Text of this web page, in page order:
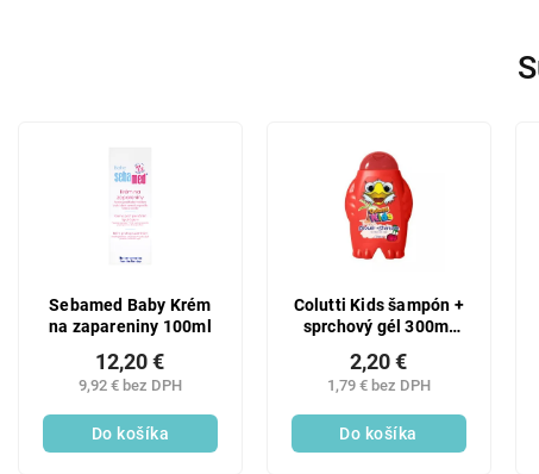
Sebamed Baby Krém
na zapareniny 100ml
9,92 € bez DPH
12,20 €
Do košíka
Colutti Kids šampón +
sprchový gél 300ml
1,79 € bez DPH
2,20 €
Do košíka